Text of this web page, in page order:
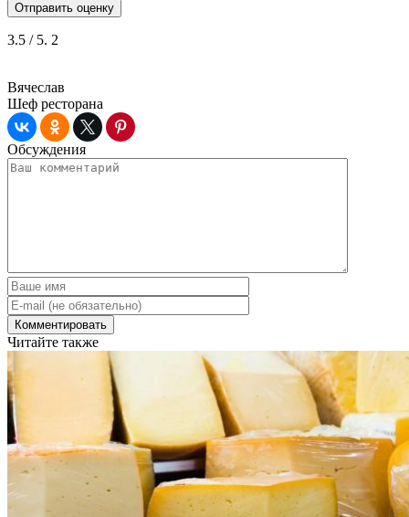
Отправить оценку
3.5 / 5. 2
Вячеслав
Шеф ресторана
Обсуждения
Читайте также